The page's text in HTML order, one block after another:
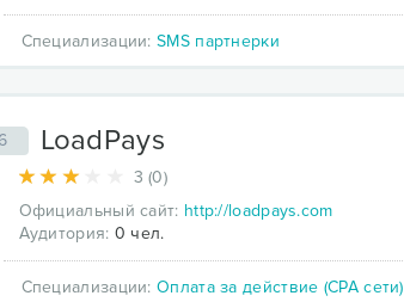
Специализации:SMS партнерки
LoadPays
3 (0)
Официальный сайт: http://loadpays.com
Аудитория: 0 чел.
Специализации:Оплата за действие (CPA сети)